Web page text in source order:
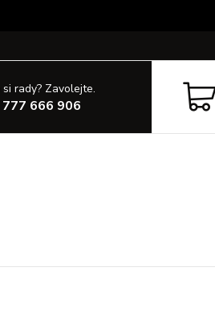
rady? Zavolejte.
666 906